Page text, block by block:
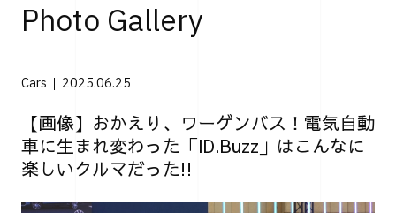
Photo Gallery
Cars 2025.06.25
【画像】おかえり、ワーゲンバス！電気自動
車に生まれ変わった「ID.Buzz」はこんなに
楽しいクルマだった!!